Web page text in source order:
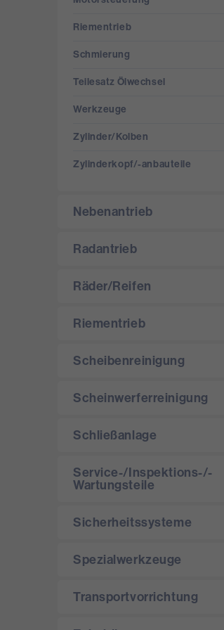
Riementrieb
Schmierung
Teilesatz Ölwechsel
Werkzeuge
Zylinder/­Kolben
Zylinderkopf/­-anbauteile
Nebenantrieb
Radantrieb
Räder/­Reifen
Riementrieb
Scheibenreinigung
Scheinwerferreinigung
Schließanlage
Service-/­Inspektions-/­
Wartungsteile
Sicherheitssysteme
Spezialwerkzeuge
Transportvorrichtung